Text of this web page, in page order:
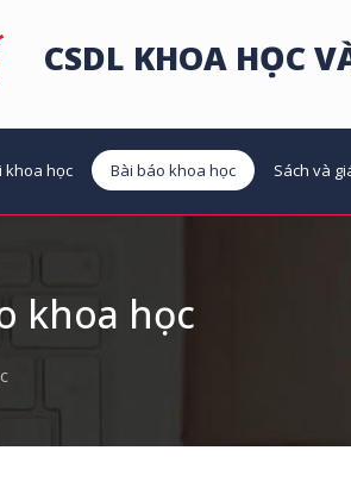
CSDL KHOA HỌC
khoa học Bài báo khoa học Sách và
khoa học